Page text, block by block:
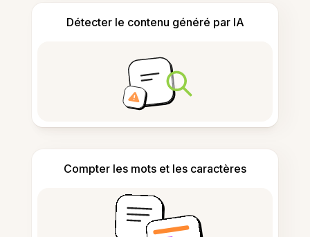
Détecter le contenu généré par IA
Compter les mots et les caractères